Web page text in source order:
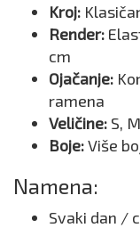
Kroj:
Render:
cm
Ojačanje:
ramena
Veličine: S,
Boje:Više
Namena:
Svaki dan /